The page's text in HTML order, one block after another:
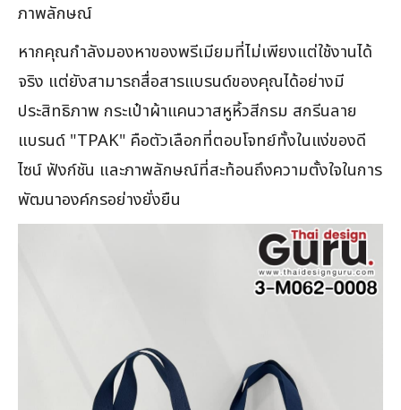
ภาพลักษณ์
หากคุณกำลังมองหาของพรีเมียมที่ไม่เพียงแต่ใช้งานได้
จริง แต่ยังสามารถสื่อสารแบรนด์ของคุณได้อย่างมี
ประสิทธิภาพ กระเป๋าผ้าแคนวาสหูหิ้วสีกรม สกรีนลาย
แบรนด์ "TPAK" คือตัวเลือกที่ตอบโจทย์ทั้งในแง่ของดี
ไซน์ ฟังก์ชัน และภาพลักษณ์ที่สะท้อนถึงความตั้งใจในการ
พัฒนาองค์กรอย่างยั่งยืน